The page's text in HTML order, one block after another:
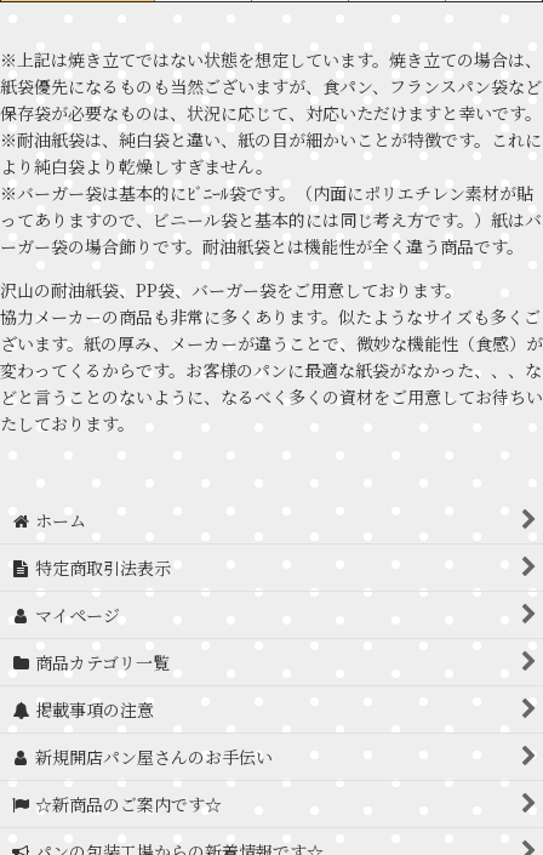
※上記は焼き立てではない状態を想定しています。焼き立ての場合は、
紙袋優先になるものも当然ございますが、食パン、フランスパン袋など
保存袋が必要なものは、状況に応じて、対応いただけますと幸いです。
※耐油紙袋は、純白袋と違い、紙の目が細かいことが特徴です。これに
より純白袋より乾燥しすぎません。
※バーガー袋は基本的にﾋﾞﾆｰﾙ袋です。（内面にポリエチレン素材が貼
ってありますので、ビニール袋と基本的には同じ考え方です。）紙はバ
ーガー袋の場合飾りです。耐油紙袋とは機能性が全く違う商品です。
沢山の耐油紙袋、PP袋、バーガー袋をご用意しております。
協力メーカーの商品も非常に多くあります。似たようなサイズも多くご
ざいます。紙の厚み、メーカーが違うことで、微妙な機能性（食感）が
変わってくるからです。お客様のパンに最適な紙袋がなかった、、、な
どと言うことのないように、なるべく多くの資材をご用意してお待ちい
たしております。
ホーム
特定商取引法表示
マイページ
商品カテゴリ一覧
掲載事項の注意
新規開店パン屋さんのお手伝い
☆新商品のご案内です☆